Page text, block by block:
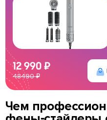
48490 ₽
12 990 ₽
Чем